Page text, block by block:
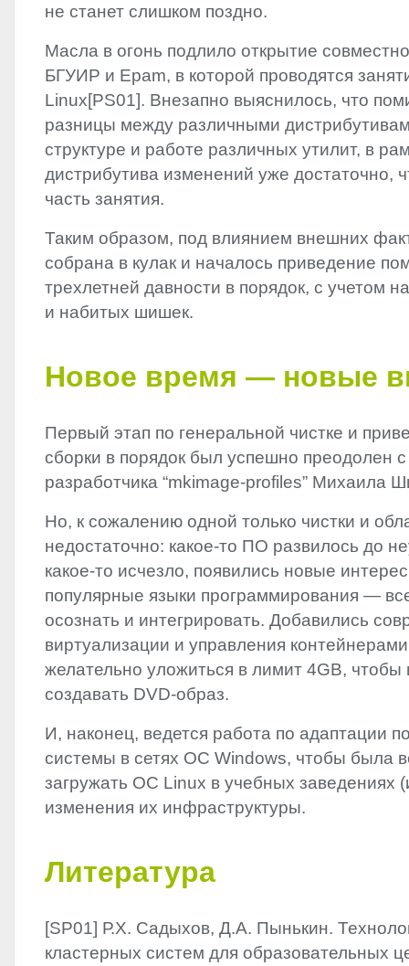
не станет слишком поздно.
Масла в огонь подлило открытие
БГУИР и Epam, в которой проводятся
Linux[PS01]. Внезапно выяснилось, что
разницы между различными
структуре и работе различных утилит, в
дистрибутива изменений уже достаточно,
часть занятия.
Таким образом, под влиянием внешних
собрана в кулак и началось приведение
трехлетней давности в порядок, с учетом
и набитых шишек.
Новое время — новые
Первый этап по генеральной чистке и
сборки в порядок был успешно преодолен
разработчика “mkimage-profiles” Михаила
Но, к сожалению одной только чистки и
недостаточно: какое-то ПО развилось до
какое-то исчезло, появились новые
популярные языки программирования —
осознать и интегрировать. Добавились
виртуализации и управления
желательно уложиться в лимит 4GB, чтобы
создавать DVD-образ.
И, наконец, ведется работа по адаптации
системы в сетях ОС Windows, чтобы была
загружать ОС Linux в учебных заведениях
изменения их инфраструктуры.
Литература
[SP01] Р.Х. Садыхов, Д.А. Пынькин.
кластерных систем для образо­вательных